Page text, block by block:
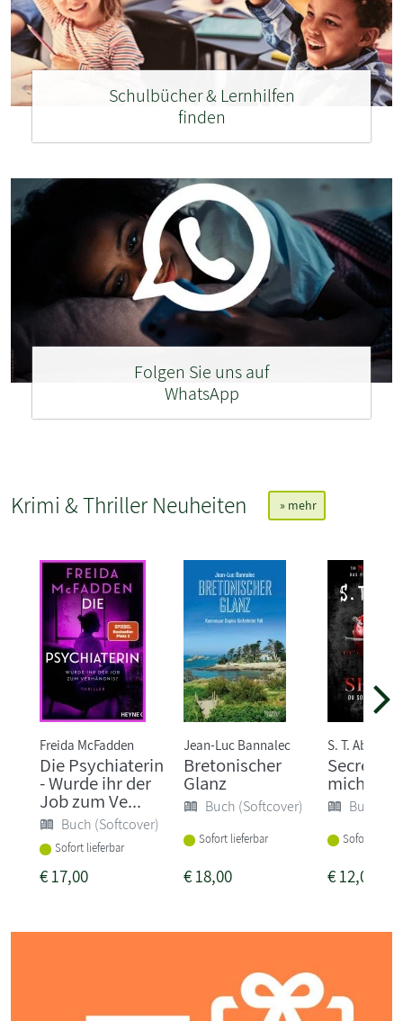
Schulbücher & Lernhilfen
finden
Folgen Sie uns auf
WhatsApp
Krimi & Thriller Neuheiten » mehr
Freida McFadden
Die Psychiaterin
- Wurde ihr der
Job zum Ve...
Buch (Softcover)
Sofort lieferbar
€17,00
Jean-Luc Bannalec
Bretonischer
Glanz
Buch (Softcover)
Sofort lieferbar
€18,00
S. T. Abby
Secret -
mich
Buch
Sofort
€12,00